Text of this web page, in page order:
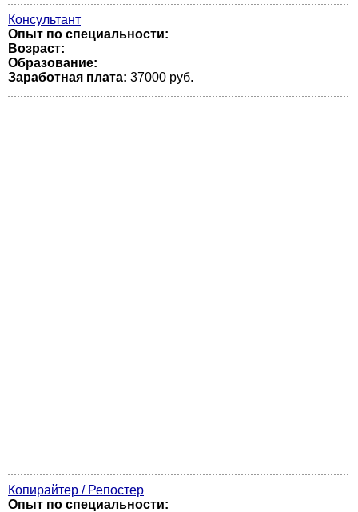
Консультант
Опыт по специальности:
Возраст:
Образование:
Заработная плата: 37000 руб.
Копирайтер / Репостер
Опыт по специальности: